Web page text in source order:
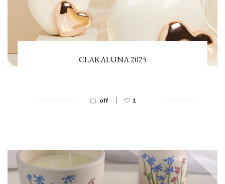
CLARALUNA 2025
off | 1